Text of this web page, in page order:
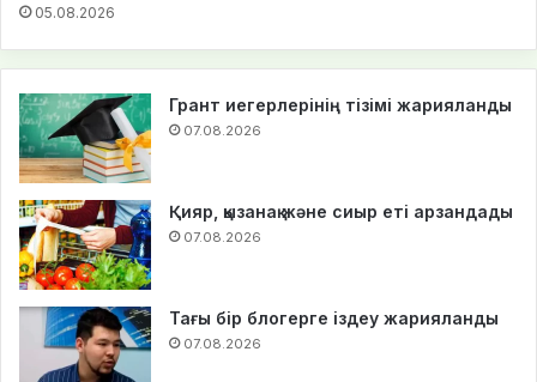
05.08.2026
Грант иегерлерінің тізімі жарияланды
07.08.2026
Қияр, қызанақ және сиыр еті арзандады
07.08.2026
Тағы бір блогерге іздеу жарияланды
07.08.2026